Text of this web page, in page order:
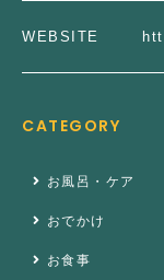
WEBSITE
CATEGORY
お風呂・ケア
おでかけ
お食事